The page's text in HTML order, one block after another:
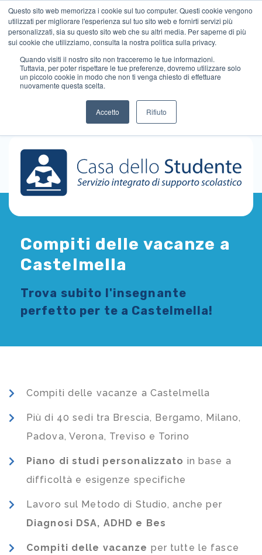
Questo sito web memorizza i cookie sul tuo computer. Questi cookie vengono
utilizzati per migliorare l'esperienza sul tuo sito web e fornirti servizi più
personalizzati, sia su questo sito web che su altri media. Per saperne di più
sui cookie che utilizziamo, consulta la nostra politica sulla privacy.
Quando visiti il ​​nostro sito non tracceremo le tue informazioni.
Tuttavia, per poter rispettare le tue preferenze, dovremo utilizzare solo
un piccolo cookie in modo che non ti venga chiesto di effettuare
nuovamente questa scelta.
Accetto Rifiuto
Compiti delle vacanze a
Castelmella
Trova subito l'insegnante
perfetto per te a Castelmella!
Compiti delle vacanze a Castelmella
Più di 40 sedi tra Brescia, Bergamo, Milano,
Padova, Verona, Treviso e Torino
Piano di studi personalizzato in base a
difficoltà e esigenze specifiche
Lavoro sul Metodo di Studio, anche per
Diagnosi DSA, ADHD e Bes
Compiti delle vacanze per tutte le fasce